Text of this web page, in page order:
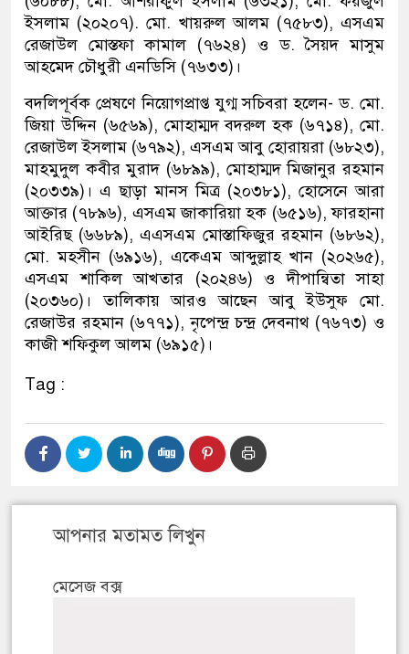
ইসলাম (২০২০৭). মো. খায়রুল আলম (৭৫৮৩), এসএম
রেজাউল মোস্তফা কামাল (৭৬২৪) ও ড. সৈয়দ মাসুম
আহমেদ চৌধুরী এনডিসি (৭৬৩৩)।
বদলিপূর্বক প্রেষণে নিয়োগপ্রাপ্ত যুগ্ম সচিবরা হলেন- ড. মো.
জিয়া উদ্দিন (৬৫৬৯), মোহাম্মদ বদরুল হক (৬৭১৪), মো.
রেজাউল ইসলাম (৬৭৯২), এসএম আবু হোরায়রা (৬৮২৩),
মাহমুদুল কবীর মুরাদ (৬৮৯৯), মোহাম্মদ মিজানুর রহমান
(২০৩৩৯)। এ ছাড়া মানস মিত্র (২০৩৮১), হোসেনে আরা
আক্তার (৭৮৯৬), এসএম জাকারিয়া হক (৬৫১৬), ফারহানা
আইরিছ (৬৬৮৯), এএসএম মোস্তাফিজুর রহমান (৬৮৬২),
মো. মহসীন (৬৯১৬), একেএম আব্দুল্লাহ খান (২০২৬৫),
এসএম শাকিল আখতার (২০২৪৬) ও দীপান্বিতা সাহা
(২০৩৬০)। তালিকায় আরও আছেন আবু ইউসুফ মো.
রেজাউর রহমান (৬৭৭১), নৃপেন্দ্র চন্দ্র দেবনাথ (৭৬৭৩) ও
কাজী শফিকুল আলম (৬৯১৫)।
Tag :
আপনার মতামত লিখুন
মেসেজ বক্স